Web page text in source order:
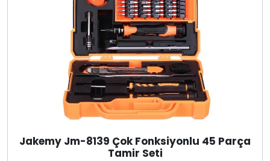
Jakemy Jm-8139 Çok Fonksiyonlu 45 Parça
Tamir Seti